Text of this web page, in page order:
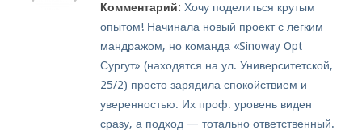
Комментарий: Хочу поделиться крутым
опытом! Начинала новый проект с легким
мандражом, но команда «Sinoway Opt
Сургут» (находятся на ул. Университетской,
25/2) просто зарядила спокойствием и
уверенностью. Их проф. уровень виден
сразу, а подход — тотально ответственный.